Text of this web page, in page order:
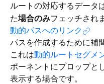
ルートの対応するデータは
た場合のみフェッチされ
動的パスへのリンク
パスを作成するために補
これは動的ルートセグメ
ポーネントにプロップと
表示する場合です。